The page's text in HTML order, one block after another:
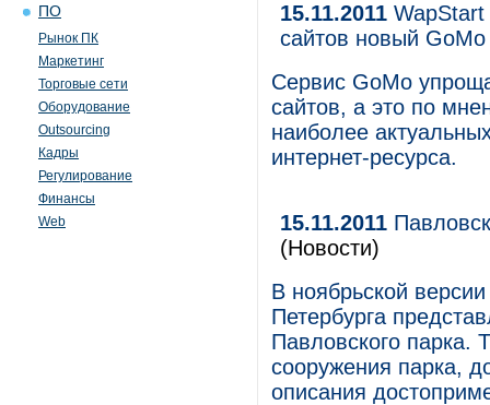
ПО
Рынок ПК
Маркетинг
Торговые сети
Оборудование
Outsourcing
Кадры
Регулирование
Финансы
Web
15.11.2011
сайтов новый
Сервис GoMo
сайтов, а это по
наиболее
интернет-ресурса.
15.11.2011
(Новости)
В ноябрьской
Петербурга
Павловского парка.
сооружения парка,
описания